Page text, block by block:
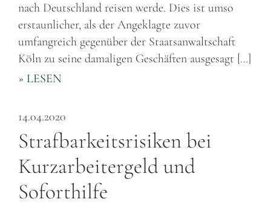
nach Deutschland reisen werde. Dies ist umso
erstaunlicher, als der Angeklagte zuvor
umfangreich gegenüber der Staatsanwaltschaft
Köln zu seine damaligen Geschäften ausgesagt […]
» LESEN
14.04.2020
Strafbarkeitsrisiken bei
Kurzarbeitergeld und
Soforthilfe